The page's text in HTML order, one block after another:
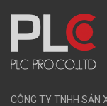
CÔNG TY TNHH SẢN